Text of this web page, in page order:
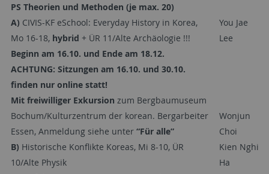
PS Theorien und Methoden (je max. 20)
A) CIVIS-KF eSchool: Everyday History in Korea,
Mo 16-18, hybrid + ÜR 11/Alte Archäologie !!!
Beginn am 16.10. und Ende am 18.12.
ACHTUNG: Sitzungen am 16.10. und 30.10.
finden nur online statt!
Mit freiwilliger Exkursion zum Bergbaumuseum
Bochum/Kulturzentrum der korean. Bergarbeiter
Essen, Anmeldung siehe unter “Für alle”
B) Historische Konflikte Koreas, Mi 8-10, ÜR
10/Alte Physik
You Jae
Lee
Wonjun
Choi
Kien Nghi
Ha